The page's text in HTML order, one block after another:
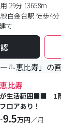
29分 13658m
白金台駅 徒歩4分
て
り
比寿
生活範囲■■ 1階
ロアあり！
-9.5万円／月